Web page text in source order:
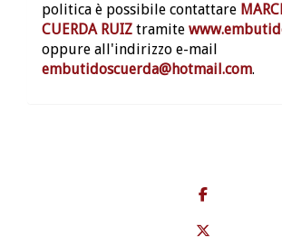
politica è possibile contattare
CUERDA RUIZ tramite
oppure all'indirizzo e-mail
embutidoscuerda@hotmail.com.